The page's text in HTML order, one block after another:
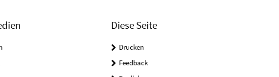
Diese Seite
Drucken
Feedback